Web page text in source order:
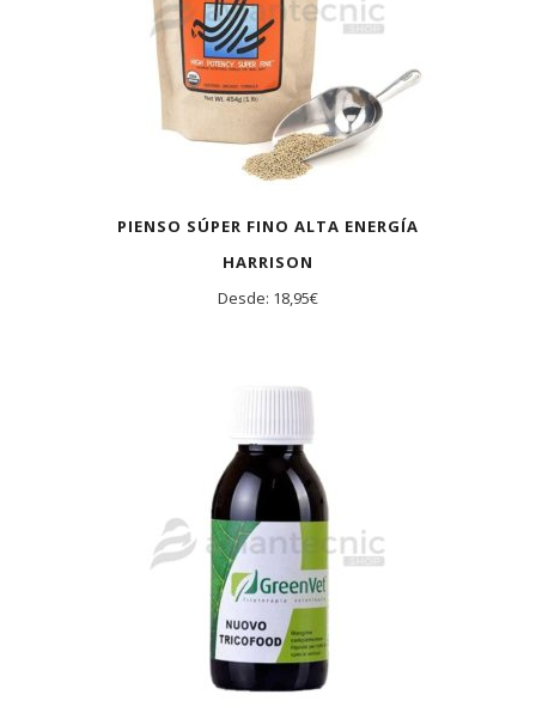
PIENSO SÚPER FINO ALTA ENERGÍA
HARRISON
Desde: 18,95€